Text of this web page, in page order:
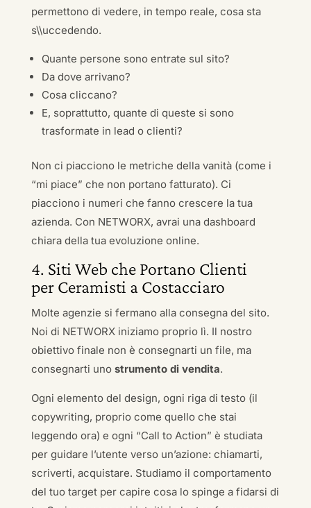
permettono di vedere, in tempo reale, cosa sta
s\\uccedendo.
Quante persone sono entrate sul sito?
Da dove arrivano?
Cosa cliccano?
E, soprattutto, quante di queste si sono
trasformate in lead o clienti?
Non ci piacciono le metriche della vanità (come i
“mi piace” che non portano fatturato). Ci
piacciono i numeri che fanno crescere la tua
azienda. Con NETWORX, avrai una dashboard
chiara della tua evoluzione online.
4. Siti Web che Portano Clienti
per Ceramisti a Costacciaro
Molte agenzie si fermano alla consegna del sito.
Noi di NETWORX iniziamo proprio lì. Il nostro
obiettivo finale non è consegnarti un file, ma
consegnarti uno strumento di vendita.
Ogni elemento del design, ogni riga di testo (il
copywriting, proprio come quello che stai
leggendo ora) e ogni “Call to Action” è studiata
per guidare l’utente verso un’azione: chiamarti,
scriverti, acquistare. Studiamo il comportamento
del tuo target per capire cosa lo spinge a fidarsi di